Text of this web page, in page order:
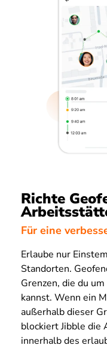
Richte
Für eine
Erlaube nur
Standorten.
Grenzen, die du
kannst. Wenn ein
außerhalb dieser
blockiert Jibble die
innerhalb des